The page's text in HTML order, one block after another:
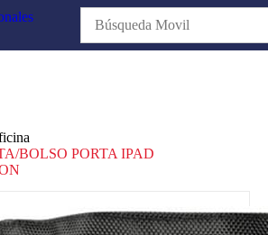
BOLSO PORTA IPAD